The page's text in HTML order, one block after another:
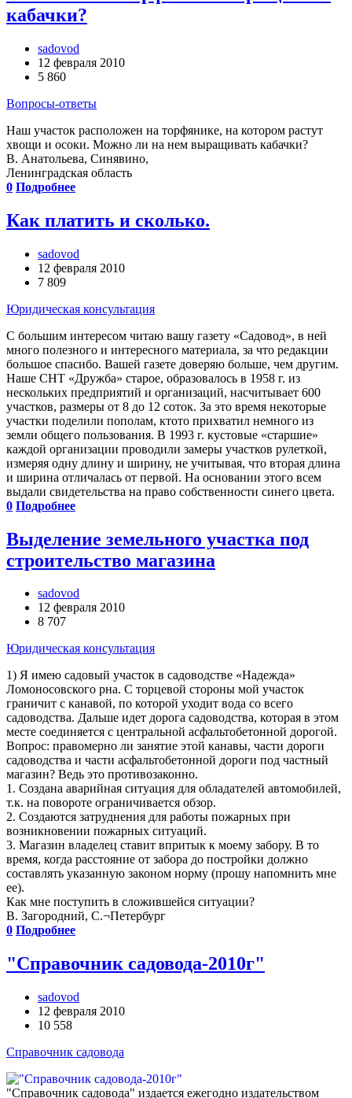
кабачки?
sadovod
12 февраля 2010
5 860
Вопросы-ответы
Наш участок расположен на торфянике, на котором растут
хвощи и осоки. Можно ли на нем выращивать кабачки?
В. Анатольева, Синявино,
Ленинградская область
0 Подробнее
Как платить и сколько.
sadovod
12 февраля 2010
7 809
Юридическая консультация
С большим интересом читаю вашу газету «Садовод», в ней
много полезного и интересного материала, за что редакции
большое спасибо. Вашей газете доверяю больше, чем другим.
Наше СНТ «Дружба» старое, образовалось в 1958 г. из
нескольких предприятий и организаций, насчитывает 600
участков, размеры от 8 до 12 соток. За это время некоторые
участки поделили пополам, кто­то прихватил немного из
земли общего пользования. В 1993 г. кустовые «старшие»
каждой организации проводили замеры участков рулеткой,
измеряя одну длину и ширину, не учитывая, что вторая длина
и ширина отличалась от первой. На основании этого всем
выдали свидетельства на право собственности синего цвета.
0 Подробнее
Выделение земельного участка под
строительство магазина
sadovod
12 февраля 2010
8 707
Юридическая консультация
1) Я имею садовый участок в садоводстве «Надежда»
Ломоносовского р­на. С торцевой стороны мой участок
граничит с канавой, по которой уходит вода со всего
садоводства. Дальше идет дорога садоводства, которая в этом
месте соединяется с центральной асфальтобетонной дорогой.
Вопрос: правомерно ли занятие этой канавы, части дороги
садоводства и части асфальтобетонной дороги под частный
магазин? Ведь это противозаконно.
1. Создана аварийная ситуация для обладателей автомобилей,
т.к. на повороте ограничивается обзор.
2. Создаются затруднения для работы пожарных при
возникновении пожарных ситуаций.
3. Магазин владелец ставит впритык к моему забору. В то
время, когда расстояние от забора до постройки должно
составлять указанную законом норму (прошу напомнить мне
ее).
Как мне поступить в сложившейся ситуации?
В. Загородний, С.¬Петербург
0 Подробнее
"Справочник садовода-2010г"
sadovod
12 февраля 2010
10 558
Справочник садовода
"Справочник садовода" издается ежегодно издательством